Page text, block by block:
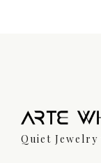
Quiet Jewelry